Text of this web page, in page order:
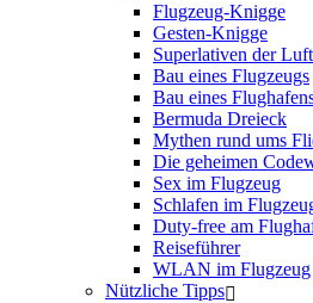
Flugzeug-Knigge
Gesten-Knigge
Superlativen der
Bau eines Flugzeugs
Bau eines
Bermuda Dreieck
Mythen rund ums
Die geheimen
Sex im Flugzeug
Schlafen im
Duty-free am
Reiseführer
WLAN im Flugzeug
Nützliche Tipps